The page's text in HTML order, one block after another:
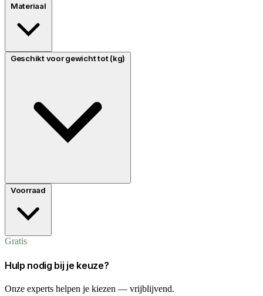
Materiaal
Geschikt voor gewicht tot (kg)
Voorraad
Gratis
Hulp nodig bij je keuze?
Onze experts helpen je kiezen — vrijblijvend.